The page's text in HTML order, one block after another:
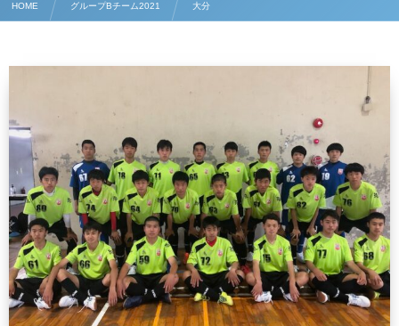
HOME グループBチーム2021 大分